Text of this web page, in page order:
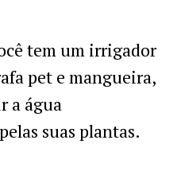
tem um irrigador
pet e mangueira,
a água
suas plantas.